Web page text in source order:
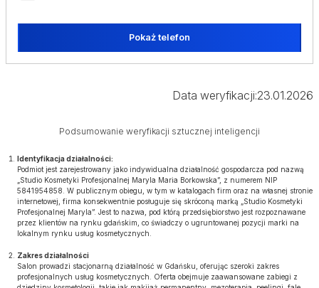
Pokaż telefon
Data weryfikacji:23.01.2026
Podsumowanie weryfikacji sztucznej inteligencji
Identyfikacja działalności:
Podmiot jest zarejestrowany jako indywidualna działalność gospodarcza pod nazwą
„Studio Kosmetyki Profesjonalnej Maryla Maria Borkowska”, z numerem NIP
5841954858. W publicznym obiegu, w tym w katalogach firm oraz na własnej stronie
internetowej, firma konsekwentnie posługuje się skróconą marką „Studio Kosmetyki
Profesjonalnej Maryla”. Jest to nazwa, pod którą przedsiębiorstwo jest rozpoznawane
przez klientów na rynku gdańskim, co świadczy o ugruntowanej pozycji marki na
lokalnym rynku usług kosmetycznych.
Zakres działalności
Salon prowadzi stacjonarną działalność w Gdańsku, oferując szeroki zakres
profesjonalnych usług kosmetycznych. Oferta obejmuje zaawansowane zabiegi z